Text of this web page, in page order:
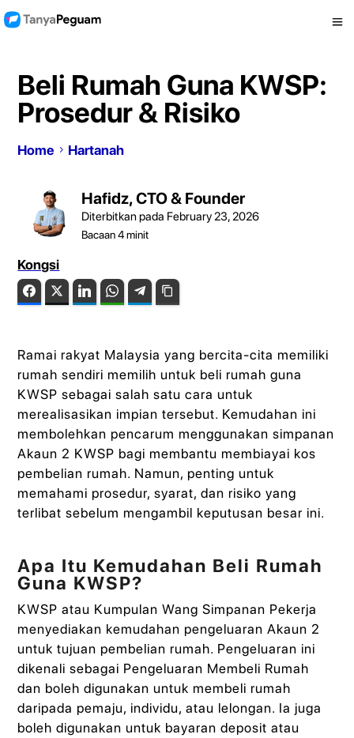
Beli Rumah Guna KWSP:
Prosedur & Risiko
Home Hartanah
Hafidz, CTO & Founder
Diterbitkan pada February 23, 2026
Bacaan4minit
Kongsi
FacebookTwitter LinkedIn WhatsAppTelegram
Ramai rakyat Malaysia yang bercita-cita memiliki
rumah sendiri memilih untuk beli rumah guna
KWSP sebagai salah satu cara untuk
merealisasikan impian tersebut. Kemudahan ini
membolehkan pencarum menggunakan simpanan
Akaun 2 KWSP bagi membantu membiayai kos
pembelian rumah. Namun, penting untuk
memahami prosedur, syarat, dan risiko yang
terlibat sebelum mengambil keputusan besar ini.
Apa Itu Kemudahan Beli Rumah
Guna KWSP?
KWSP atau Kumpulan Wang Simpanan Pekerja
menyediakan kemudahan pengeluaran Akaun 2
untuk tujuan pembelian rumah. Pengeluaran ini
dikenali sebagai Pengeluaran Membeli Rumah
dan boleh digunakan untuk membeli rumah
daripada pemaju, individu, atau lelongan. Ia juga
boleh digunakan untuk bayaran deposit atau